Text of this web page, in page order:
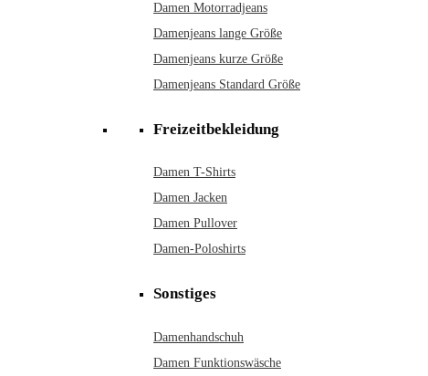
Damen Motorradjeans
Damenjeans lange Größe
Damenjeans kurze Größe
Damenjeans Standard Größe
Freizeitbekleidung
Damen T-Shirts
Damen Jacken
Damen Pullover
Damen-Poloshirts
Sonstiges
Damenhandschuh
Damen Funktionswäsche